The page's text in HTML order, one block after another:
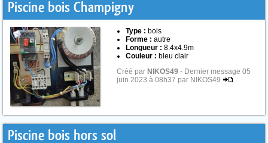
Piscine bois Champigny
Type : bois
Forme : autre
Longueur : 8.4x4.9m
Couleur : bleu clair
Créé par NIKOS49 - Dernier message 05
juin 2023 à 08h37 par NIKOS49
Piscine bois hors sol